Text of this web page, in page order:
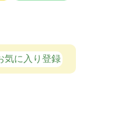
気に入り登録